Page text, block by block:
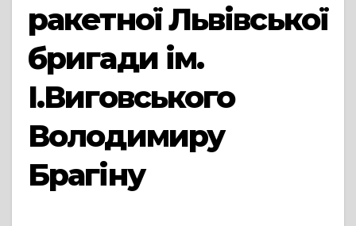
ракетної Львівської
бригади ім.
І.Виговського
Володимиру
Брагіну